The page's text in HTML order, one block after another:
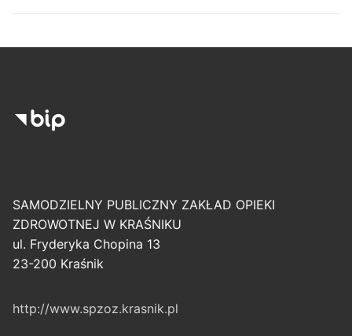
SAMODZIELNY PUBLICZNY ZAKŁAD OPIEKI
ZDROWOTNEJ W KRAŚNIKU
ul. Fryderyka Chopina 13
23-200 Kraśnik
http://www.spzoz.krasnik.pl